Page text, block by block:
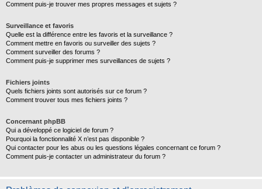
Comment puis-je trouver mes propres messages et sujets ?
Surveillance et favoris
Quelle est la différence entre les favoris et la surveillance ?
Comment mettre en favoris ou surveiller des sujets ?
Comment surveiller des forums ?
Comment puis-je supprimer mes surveillances de sujets ?
Fichiers joints
Quels fichiers joints sont autorisés sur ce forum ?
Comment trouver tous mes fichiers joints ?
Concernant phpBB
Qui a développé ce logiciel de forum ?
Pourquoi la fonctionnalité X n’est pas disponible ?
Qui contacter pour les abus ou les questions légales concernant ce forum ?
Comment puis-je contacter un administrateur du forum ?